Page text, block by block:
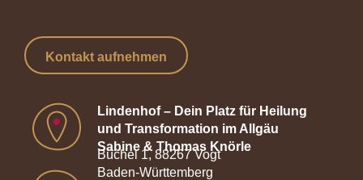
Lindenhof – Dein Platz für Heilung
und Transformation im Allgäu
Sabine & Thomas Knörle
Büchel 1, 88267 Vogt
Baden-Württemberg
Kontakt aufnehmen